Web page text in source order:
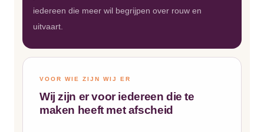
iedereen die meer wil begrijpen over rouw en
uitvaart.
VOOR WIE ZIJN WIJ ER
Wij zijn er voor iedereen die te
maken heeft met afscheid